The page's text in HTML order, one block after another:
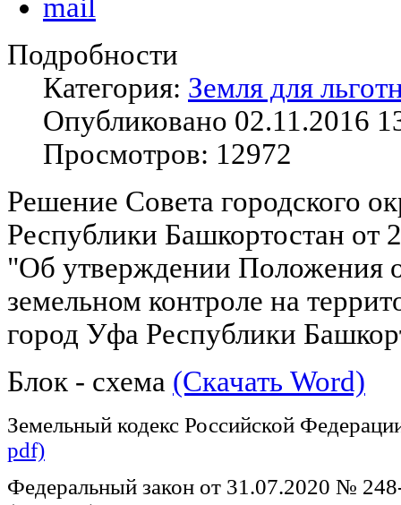
Подробности
Категория: Земля для
Опубликовано 02.11.2016
Просмотров: 12972
Решение Совета городского
Республики Башкортостан от
"Об утверждении Положения
земельном контроле на
город Уфа Республики
Блок - схема (Скачать Word)
Земельный кодекс Российской
pdf)
Федеральный закон от 31.07.2020 №